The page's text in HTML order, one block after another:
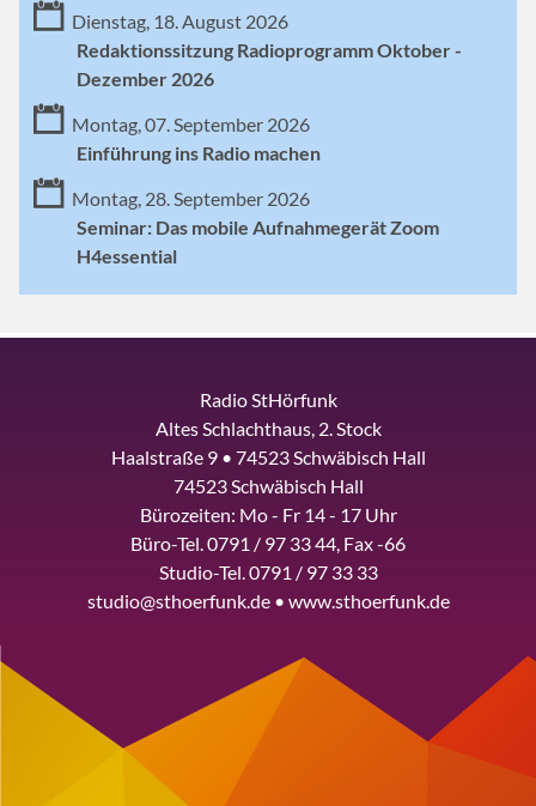
Dienstag, 18. August 2026
Redaktionssitzung Radioprogramm Oktober -
Dezember 2026
Montag, 07. September 2026
Einführung ins Radio machen
Montag, 28. September 2026
Seminar: Das mobile Aufnahmegerät Zoom
H4essential
Radio StHörfunk
Altes Schlachthaus, 2. Stock
Haalstraße 9 • 74523 Schwäbisch Hall
74523 Schwäbisch Hall
Bürozeiten: Mo - Fr 14 - 17 Uhr
Büro-Tel. 0791 / 97 33 44, Fax -66
Studio-Tel. 0791 / 97 33 33
studio@sthoerfunk.de • www.sthoerfunk.de